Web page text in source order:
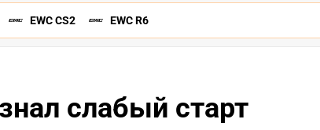
EWC CS2 EWC R6
слабый старт